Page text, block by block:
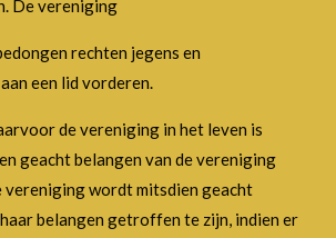
De vereniging
rechten jegens en
een lid vorderen.
de vereniging in het leven is
geacht belangen van de vereniging
vereniging wordt mitsdien geacht
belangen getroffen te zijn, indien er